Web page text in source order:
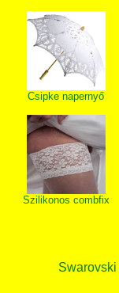
Csipke napernyő
Szilikonos combfix